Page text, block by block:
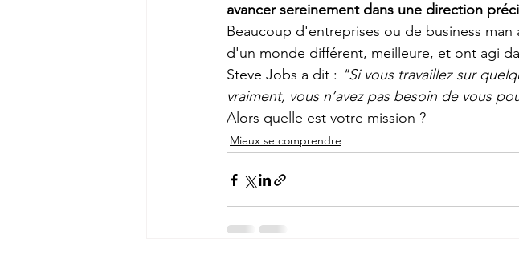
avancer sereinement dans une direction
Beaucoup d'entreprises ou de business
d'un monde différent, meilleure, et ont agi
Steve Jobs a dit : "Si vous travaillez sur
vraiment, vous n’avez pas besoin de vous
Alors quelle est votre mission ?
Mieux se comprendre